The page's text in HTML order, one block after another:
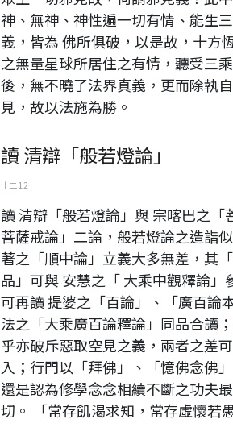
神、無神、神性遍一切有情、能生
義，皆為 佛所俱破，以是故，十方
之無量星球所居住之有情，聽受三
後，無不曉了法界真義，更而除執
見，故以法施為勝。
讀 清辯「般若燈論」
十二 12
讀 清辯「般若燈論」與 宗喀巴之「
菩薩戒論」二論，般若燈論之造詣
著之「順中論」立義大多無差，其
品」可與 安慧之「 大乘中觀釋論」
可再讀 提婆之「百論」、「廣百論
法之「大乘廣百論釋論」同品合讀
乎亦破斥惡取空見之義，兩者之差
入；行門以「拜佛」、「憶佛念佛」
還是認為修學念念相續不斷之功夫
切。 「常存飢渴求知，常存虛懷若愚